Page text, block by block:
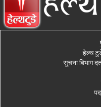
हेल्थ टुडे
सुचना बिभाग